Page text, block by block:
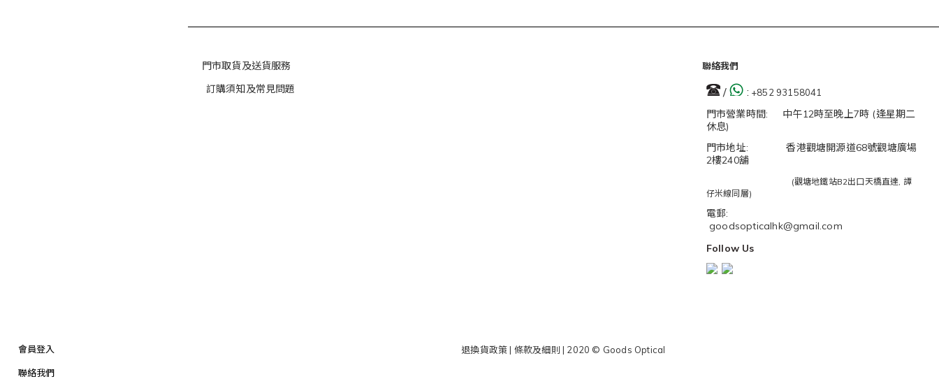
會員登入
聯絡我們
門市取貨及送貨服務
訂購須知及常見問題
聯絡我們
/ : +852 93158041
門市營業時間: 中午12時至晚上7時 (逢星期二
休息)
門市地址: 香港觀塘開源道68號觀塘廣場
2樓240舖
(觀塘地鐵站B2出口天橋直達, 譚
仔米線同層)
電郵:
goodsopticalhk@gmail.com
Follow Us
退換貨政策| 條款及細則 | 2020 © Goods Optical